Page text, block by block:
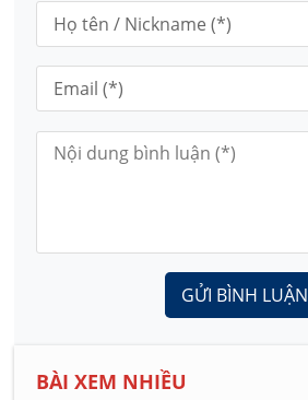
GỬI BÌNH LUẬN
BÀI XEM NHIỀU